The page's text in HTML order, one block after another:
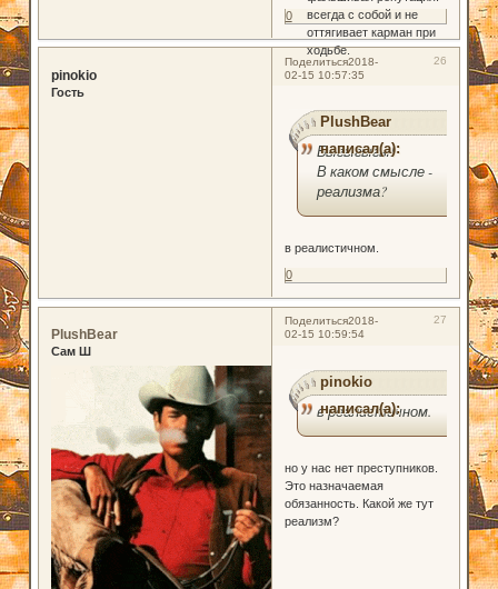
всегда с собой и не
оттягивает карман при
ходьбе.
0
Поделиться 26
2018-
02-15 10:57:35
pinokio
Гость
PlushBear
написал(а):
Быгыгыгы!
В каком смысле -
реализма?
в реалистичном.
0
Поделиться 27
2018-
02-15 10:59:54
PlushBear
Сам Ш
pinokio
написал(а):
в реалистичном.
но у нас нет преступников.
Это назначаемая
обязанность. Какой же тут
реализм?